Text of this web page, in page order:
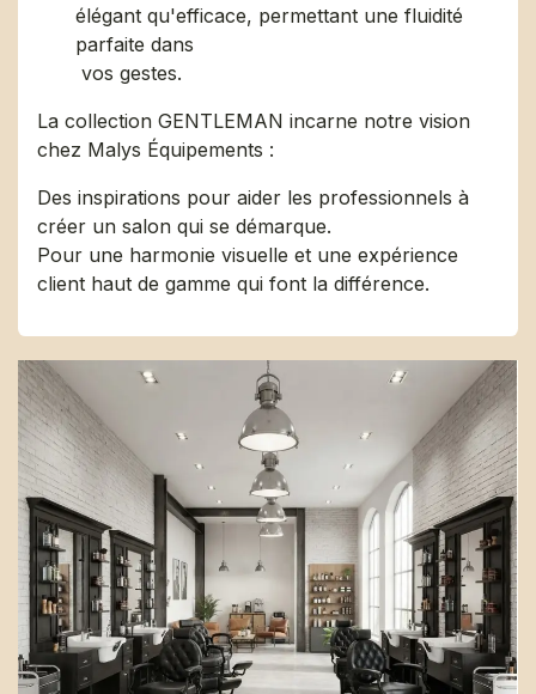
élégant qu'efficace, permettant une fluidité
parfaite dans
vos gestes. ​
La collection GENTLEMAN incarne notre vision
chez Malys Équipements :
Des inspirations pour aider les professionnels à
créer un salon qui se démarque.
Pour une harmonie visuelle et une expérience
client haut de gamme qui font la différence.